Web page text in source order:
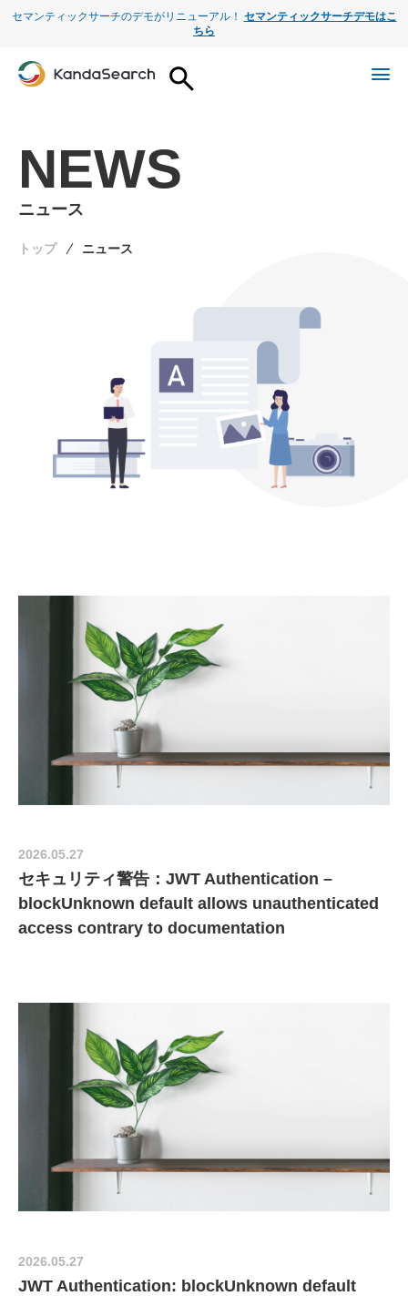
セマンティックサーチのデモがリニューアル！ セマンティックサーチデモはこ
ちら
NEWS
ニュース
トップ ニュース
2026.05.27
セキュリティ警告：JWT Authentication –
blockUnknown default allows unauthenticated
access contrary to documentation
2026.05.27
JWT Authentication: blockUnknown default